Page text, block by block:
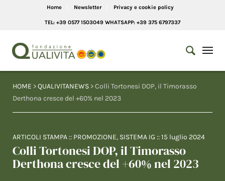
Home Newsletter Privacy e cookie policy
TEL: +39 0577 1503049 WHATSAPP: +39 375 6797337
HOME >QUALIVITANEWS > Colli Tortonesi DOP, il Timorasso
Derthona cresce del +60% nel 2023
ARTICOLI STAMPA :: PROMOZIONE, SISTEMA IG ::15 luglio 2024
Colli Tortonesi DOP, il Timorasso
Derthona cresce del +60% nel 2023